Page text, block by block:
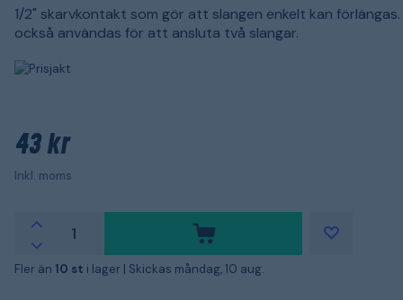
1/2" skarvkontakt som gör att slangen enkelt kan förlängas.
också användas för att ansluta två slangar.
43 kr
Inkl. moms
Fler än 10 st i lager | Skickas måndag, 10 aug.